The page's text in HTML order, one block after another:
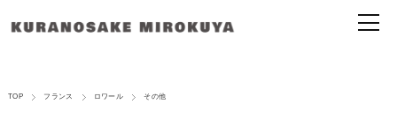
TOP フランス ロワール その他